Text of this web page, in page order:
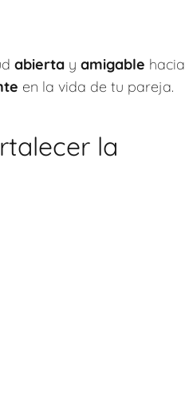
abierta y amigable hacia
en la vida de tu pareja.
la